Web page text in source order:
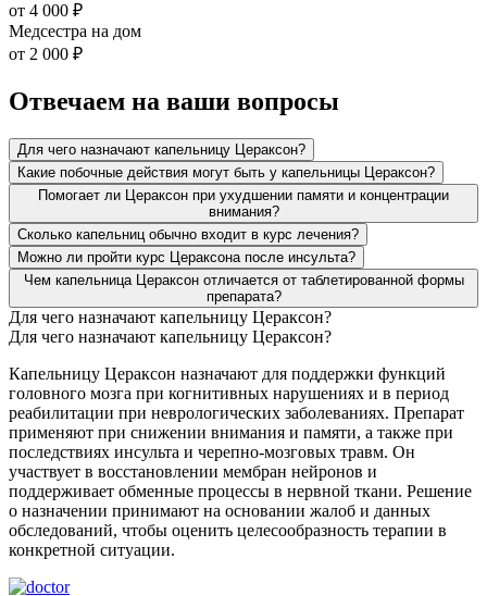
от 4 000 ₽
Медсестра на дом
от 2 000 ₽
Отвечаем на ваши вопросы
Для чего назначают капельницу Цераксон?
Какие побочные действия могут быть у капельницы Цераксон?
Помогает ли Цераксон при ухудшении памяти и концентрации
внимания?
Сколько капельниц обычно входит в курс лечения?
Можно ли пройти курс Цераксона после инсульта?
Чем капельница Цераксон отличается от таблетированной формы
препарата?
Для чего назначают капельницу Цераксон?
Для чего назначают капельницу Цераксон?
Капельницу Цераксон назначают для поддержки функций
головного мозга при когнитивных нарушениях и в период
реабилитации при неврологических заболеваниях. Препарат
применяют при снижении внимания и памяти, а также при
последствиях инсульта и черепно-мозговых травм. Он
участвует в восстановлении мембран нейронов и
поддерживает обменные процессы в нервной ткани. Решение
о назначении принимают на основании жалоб и данных
обследований, чтобы оценить целесообразность терапии в
конкретной ситуации.